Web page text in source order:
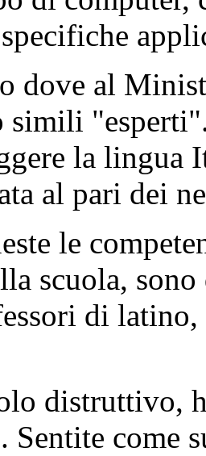
dove al
simili
la lingua
al pari dei
le
scuola, sono
di
distruttivo,
Sentite come